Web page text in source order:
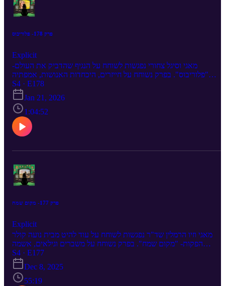
פרק 178- פלוריבוס
Explicit
מאגי וסיגל צחורי נפגשות לשוחח על הנגיף שהדביק את העולם-
"פלוריבוס". בפרק נשוחח על חייזרים, היכחדות האנושות, אמפתיה
הורגת, נסיעות למקומות שאתה שונא עם אנשים שאתה אוהב,
S4 · E178
Jan 21, 2026
1:04:52
פרק 177- מקום שמח
Explicit
מאגי וזיו הרמלין שד"ר נפגשות לשוחח על עוד להיט מבית נועה קולר
הפקות- "מקום שמח". בפרק נשוחח על משברים וגילאים, אשמה
אירופאית, מי הזיז את סצנת הסקס שלי?, אינטימיות ושכול ומה קשור
בכלל הישרדות? לכרטיסים ל"לדפוק"-
https://www.tzavta.co.il/event/4946
S4 · E177
Dec 8, 2025
55:19